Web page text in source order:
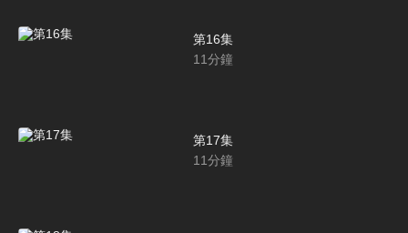
第16集
11分鐘
第17集
11分鐘